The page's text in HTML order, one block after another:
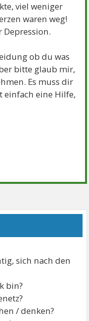
viel weniger
waren weg!
Depression.
ob du was
bitte glaub mir,
Es muss dir
einfach eine Hilfe,
sich nach den
bin?
/ denken?